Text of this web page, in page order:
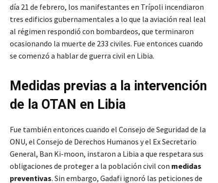
día 21 de febrero, los manifestantes en Trípoli incendiaron
tres edificios gubernamentales a lo que la aviación real leal
al régimen respondió con bombardeos, que terminaron
ocasionando la muerte de 233 civiles. Fue entonces cuando
se comenzó a hablar de guerra civil en Libia.
Medidas previas a la intervención
de la OTAN en Libia
Fue también entonces cuando el Consejo de Seguridad de la
ONU, el Consejo de Derechos Humanos y el Ex Secretario
General, Ban Ki-moon, instaron a Libia a que respetara sus
obligaciones de proteger a la población civil con medidas
preventivas. Sin embargo, Gadafi ignoró las peticiones de